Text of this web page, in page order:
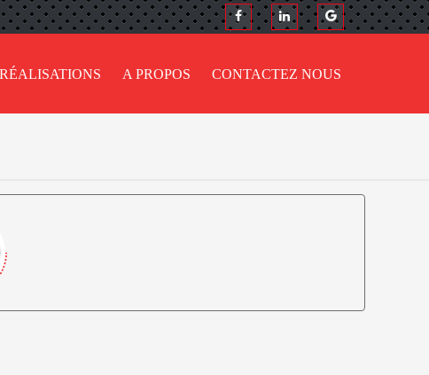
RÉALISATIONS A PROPOS CONTACTEZ NOUS